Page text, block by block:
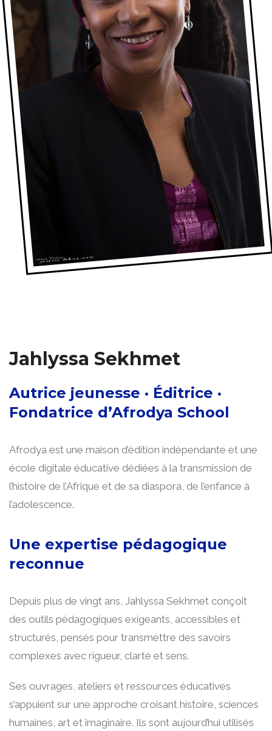
Jahlyssa Sekhmet
Autrice jeunesse · Éditrice ·
Fondatrice d’Afrodya School
Afrodya est une maison d’édition indépendante et une
école digitale éducative dédiées à la transmission de
l’histoire de l’Afrique et de sa diaspora, de l’enfance à
l’adolescence.
Une expertise pédagogique
reconnue
Depuis plus de vingt ans, Jahlyssa Sekhmet conçoit
des outils pédagogiques exigeants, accessibles et
structurés, pensés pour transmettre des savoirs
complexes avec rigueur, clarté et sens.
Ses ouvrages, ateliers et ressources éducatives
s’appuient sur une approche croisant histoire, sciences
humaines, art et imaginaire. Ils sont aujourd’hui utilisés